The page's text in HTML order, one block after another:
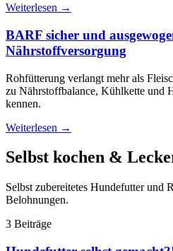
Weiterlesen →
BARF sicher und
Nährstoffversorgung
Rohfütterung verlangt mehr als
zu Nährstoffbalance, Kühlkette und
kennen.
Weiterlesen →
Selbst kochen &
Selbst zubereitetes Hundefutter und
Belohnungen.
3 Beiträge